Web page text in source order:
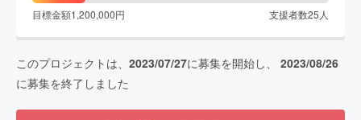
目標金額1,200,000円 支援者数25 人
このプロジェクトは、 2023/07/27に募集を開始し、 2023/08/26
に募集を終了しました